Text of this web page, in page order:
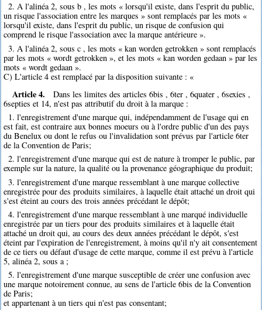
2. A l'alinéa 2, sous b , les mots « lorsqu'il existe, dans l'esprit du public,
un risque l'association entre les marques » sont remplacés par les mots «
lorsqu'il existe, dans l'esprit du public, un risque de confusion qui
comprend le risque l'association avec la marque antérieure ».
3. A l'alinéa 2, sous c , les mots « kan worden getrokken » sont remplacés
par les mots « wordt getrokken », et les mots « kan worden gedaan » par les
mots « wordt gedaan ».
C) L'article 4 est remplacé par la disposition suivante : «
Article 4.
Dans les limites des articles 6bis , 6ter , 6quater , 6sexies ,
6septies et 14, n'est pas attributif du droit à la marque :
1. l'enregistrement d'une marque qui, indépendamment de l'usage qui en
est fait, est contraire aux bonnes moeurs ou à l'ordre public d'un des pays
du Benelux ou dont le refus ou l'invalidation sont prévus par l'article 6ter
de la Convention de Paris;
2. l'enregistrement d'une marque qui est de nature à tromper le public, par
exemple sur la nature, la qualité ou la provenance géographique du produit;
3. l'enregistrement d'une marque ressemblant à une marque collective
enregistrée pour des produits similaires, à laquelle était attaché un droit qui
s'est éteint au cours des trois années précédant le dépôt;
4. l'enregistrement d'une marque ressemblant à une marqué individuelle
enregistrée par un tiers pour des produits similaires et à laquelle était
attaché un droit qui, au cours des deux années précédant le dépôt, s'est
éteint par l'expiration de l'enregistrement, à moins qu'il n'y ait consentement
de ce tiers ou défaut d'usage de cette marque, comme il est prévu à l'article
5, alinéa 2, sous a ;
5. l'enregistrement d'une marque susceptible de créer une confusion avec
une marque notoirement connue, au sens de l'article 6bis de la Convention
de Paris;
et appartenant à un tiers qui n'est pas consentant;